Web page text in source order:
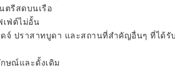
ตรีสดบนเรือ
เฟ่ต์ไม่อั้น
จ์ ปราสาทบูดา และสถานที่สำคัญอื่นๆ ที่ได้รั
ษณ์และดั้งเดิม